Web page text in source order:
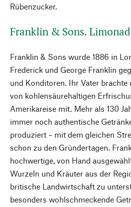
Rübenzucker.
Franklin & Sons.
Franklin & Sons wurde 1886 in
Frederick und George Franklin
und Konditoren. Ihr Vater brachte
von kohlensäurehaltigen
Amerikareise mit. Mehr als 130
immer noch authentische
produziert – mit dem gleichen
schon zu den Gründertagen.
hochwertige, von Hand
Wurzeln und Kräuter aus der
britische Landwirtschaft zu
besonders wohlschmeckende